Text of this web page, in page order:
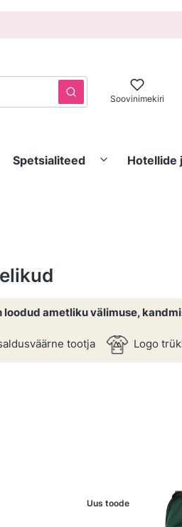
PuhastaOtsi Soovinimekiri
Spetsialiteed Hotellide
ametliku välimuse,
tootja Logo
Uus toode